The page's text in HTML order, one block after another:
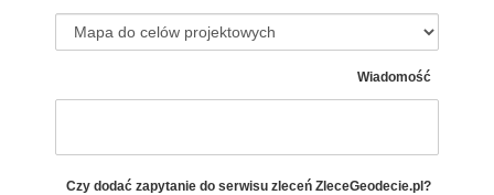
Wiadomość
Czy dodać zapytanie do serwisu zleceń ZleceGeodecie.pl?